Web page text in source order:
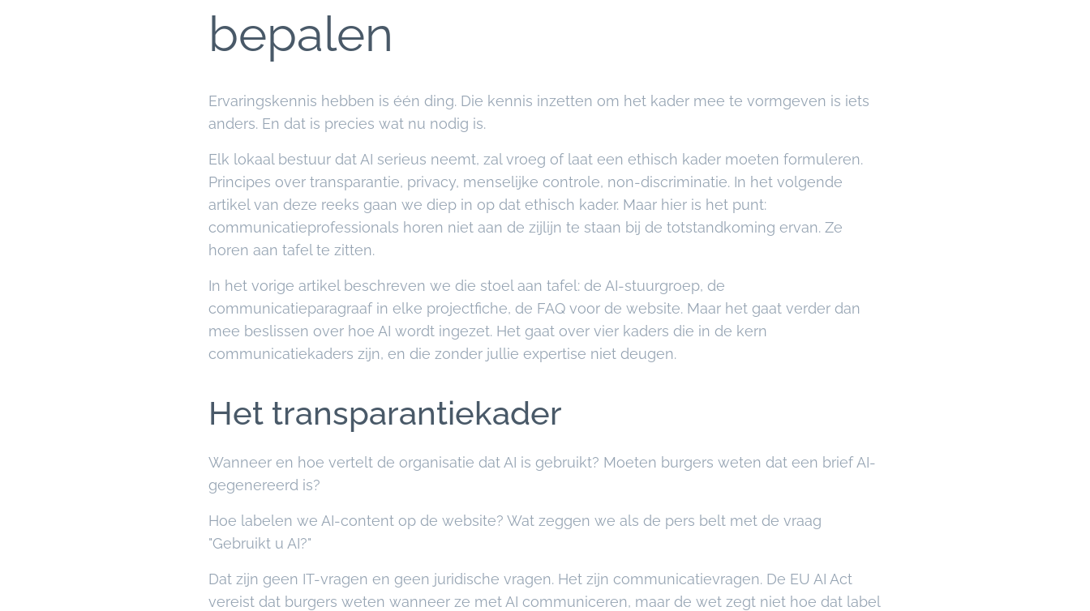
bepalen
Ervaringskennis hebben is één ding. Die kennis inzetten om het kader mee te vormgeven is iets
anders. En dat is precies wat nu nodig is.
Elk lokaal bestuur dat AI serieus neemt, zal vroeg of laat een ethisch kader moeten formuleren.
Principes over transparantie, privacy, menselijke controle, non-discriminatie. In het volgende
artikel van deze reeks gaan we diep in op dat ethisch kader. Maar hier is het punt:
communicatieprofessionals horen niet aan de zijlijn te staan bij de totstandkoming ervan. Ze
horen aan tafel te zitten.
In het vorige artikel beschreven we die stoel aan tafel: de AI-stuurgroep, de
communicatieparagraaf in elke projectfiche, de FAQ voor de website. Maar het gaat verder dan
mee beslissen over hoe AI wordt ingezet. Het gaat over vier kaders die in de kern
communicatiekaders zijn, en die zonder jullie expertise niet deugen.
Het transparantiekader
Wanneer en hoe vertelt de organisatie dat AI is gebruikt? Moeten burgers weten dat een brief AI-
gegenereerd is?
Hoe labelen we AI-content op de website? Wat zeggen we als de pers belt met de vraag
"Gebruikt u AI?"
Dat zijn geen IT-vragen en geen juridische vragen. Het zijn communicatievragen. De EU AI Act
vereist dat burgers weten wanneer ze met AI communiceren, maar de wet zegt niet hoe dat label